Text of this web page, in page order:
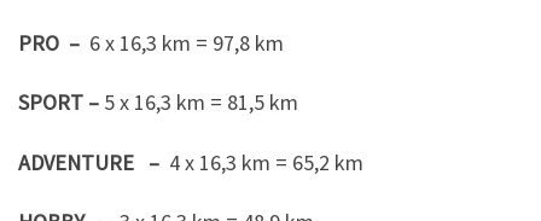
PRO – 6 x 16,3 km = 97,8 km
SPORT – 5 x 16,3 km = 81,5 km
ADVENTURE – 4 x 16,3 km = 65,2 km